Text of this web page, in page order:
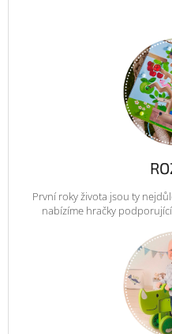
První roky života jsou ty
nabízíme hračky